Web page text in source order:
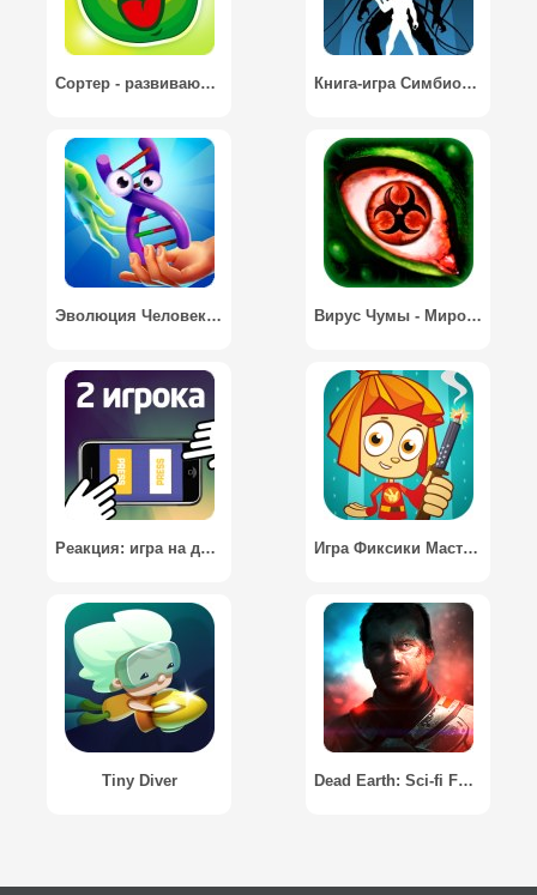
Сортер - развивающая игра для детей 2, 3, 4, 5 лет Книга-игра Симбионт 2
Эволюция Человека Кликер: Игра про Жизнь / Human Evolution Clicker Game: Rise of Mankind Вирус Чумы - Мировая Пандемия / Virus Curse - Pandemic Madness
Реакция: игра на двоих Игра Фиксики Мастера / Fixies The Masters
Tiny Diver Dead Earth: Sci-fi FPS Shooter